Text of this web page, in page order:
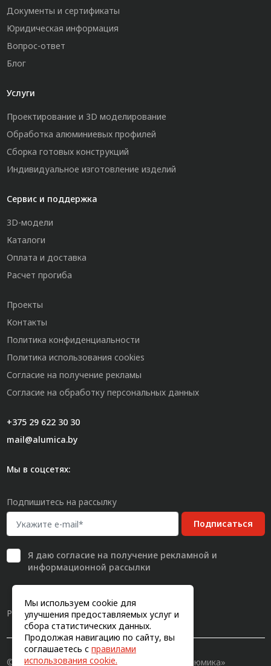
Мы используем cookie для
улучшения предоставляемых услуг и
сбора статистических данных.
Продолжая навигацию по сайту, вы
соглашаетесь с правилами
использования cookie.
Документы и сертификаты
Юридическая информация
Вопрос-ответ
Блог
Услуги
Проектирование и 3D моделирование
Обработка алюминиевых профилей
Сборка готовых конструкций
Индивидуальное изготовление изделий
Сервис и поддержка
3D-модели
Каталоги
Оплата и доставка
Расчет прогиба
Проекты
Контакты
Политика конфиденциальности
Политика использования cookies
Согласие на получение рекламы
Согласие на обработку персональных данных
+375 29 622 30 30
mail@alumica.by
Мы в соцсетях:
Подпишитесь на рассылку
Подписаться
Я даю согласиена получение рекламной и
информационной рассылки
Разработка сайта
© 2011-2026, Конструкционный профиль «Алюмика»